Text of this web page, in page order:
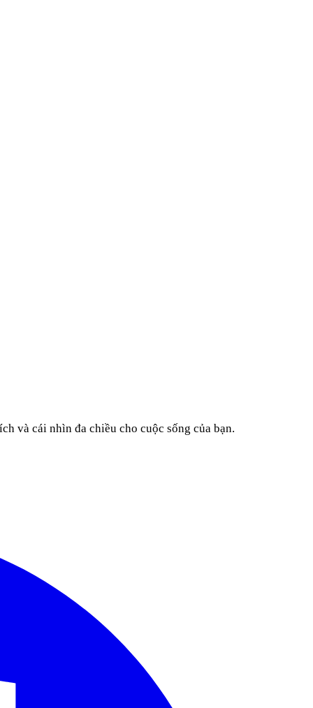
và cái nhìn đa chiều cho cuộc sống của bạn.